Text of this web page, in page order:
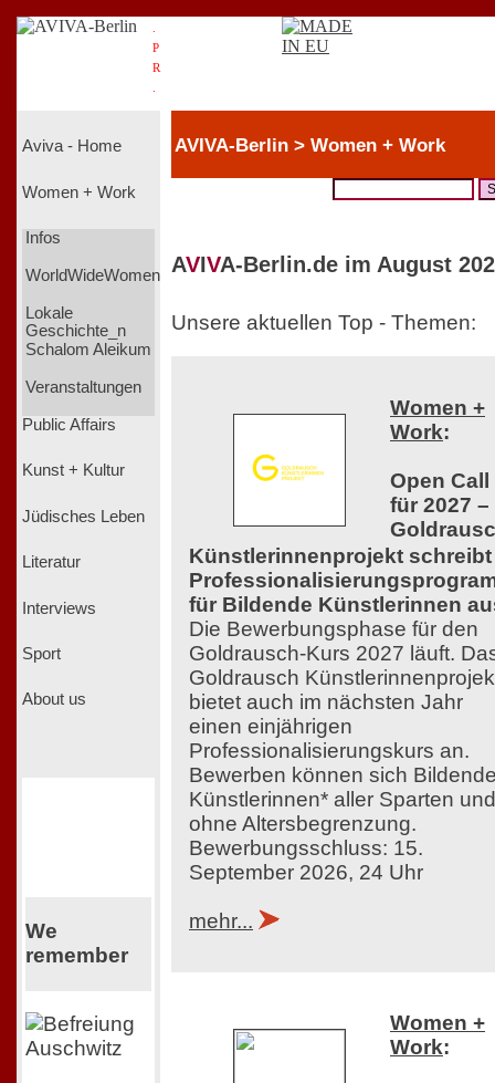
P
R
Aviva - Home
Women + Work
Infos
WorldWideWomen
Lokale
Geschichte_n
Schalom Aleikum
Veranstaltungen
Public Affairs
Kunst + Kultur
Jüdisches Leben
Literatur
Interviews
Sport
About us
We
remember
AVIVA-Berlin > Women + Work
AVIVA-Berlin.de im August
Unsere aktuellen Top - Themen:
Women +
Work:
Open Call
für 2027 –
Künstlerinnenprojekt schreibt
für Bildende Künstlerinnen
Die Bewerbungsphase für den
Goldrausch-Kurs 2027 läuft.
Goldrausch
bietet auch im nächsten Jahr
einen einjährigen
Professionalisierungskurs an.
Bewerben können sich
Künstlerinnen* aller Sparten und
ohne Altersbegrenzung.
Bewerbungsschluss: 15.
September 2026, 24 Uhr
mehr...
Women +
Work: